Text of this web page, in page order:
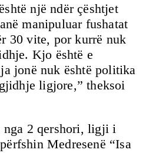
një ndër çështjet
manipuluar fushatat
30 vite, por kurrë nuk
Kjo është e
jonë nuk është politika
ligjore,” theksoi
2 qershori, ligji i
Medresenë “Isa